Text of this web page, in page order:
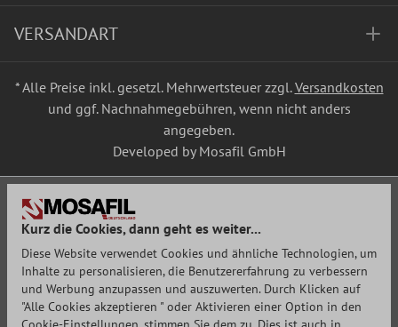
VERSANDART
* Alle Preise inkl. gesetzl. Mehrwertsteuer zzgl.Versandkosten
und ggf. Nachnahmegebühren, wenn nicht anders
angegeben.
Developed by Mosafil GmbH
Kurz die Cookies, dann geht es weiter...
Diese Website verwendet Cookies und ähnliche Technologien, um
Inhalte zu personalisieren, die Benutzererfahrung zu verbessern
und Werbung anzupassen und auszuwerten. Durch Klicken auf
"Alle Cookies akzeptieren " oder Aktivieren einer Option in den